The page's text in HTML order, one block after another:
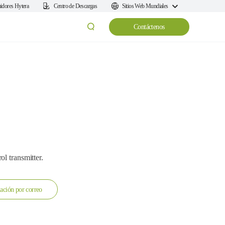
Hytera Centro de Descargas Sitios Web Mundiales
Contáctenos
transmitter.
por correo